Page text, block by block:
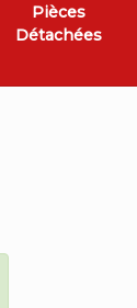
Pièces
Détachées